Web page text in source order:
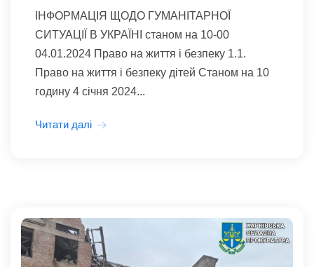
ІНФОРМАЦІЯ ЩОДО ГУМАНІТАРНОЇ
СИТУАЦІЇ В УКРАЇНІ станом на 10-00
04.01.2024 Право на життя і безпеку 1.1.
Право на життя і безпеку дітей Станом на 10
годину 4 січня 2024...
Читати далі